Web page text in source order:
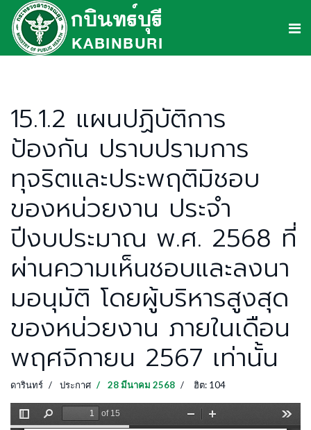
15.1.2 แผนปฏิบัติการ
ป้องกัน ปราบปรามการ
ทุจริตและประพฤติมิชอบ
ของหน่วยงาน ประจำ
ปีงบประมาณ พ.ศ. 2568 ที่
ผ่านความเห็นชอบและลงนา
มอนุมัติ โดยผู้บริหารสูงสุด
ของหน่วยงาน ภายในเดือน
พฤศจิกายน 2567 เท่านั้น
ดารินทร์ ประกาศ 28 มีนาคม 2568 ฮิต: 104